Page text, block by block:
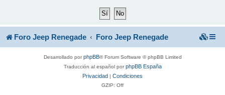
Foro Jeep Renegade Foro Jeep Renegade
Desarrollado porphpBB® Forum Software © phpBB Limited
Traducción al español porphpBB España
Privacidad | Condiciones
GZIP: Off